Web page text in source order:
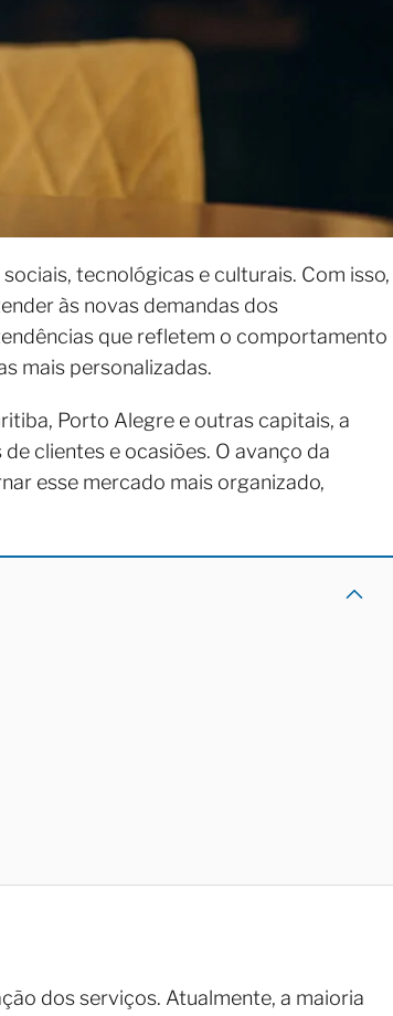
tecnológicas e culturais. Com isso,
às novas demandas dos
que refletem o comportamento
mais personalizadas.
Porto Alegre e outras capitais, a
clientes e ocasiões. O avanço da
esse mercado mais organizado,
dos serviços. Atualmente, a maioria